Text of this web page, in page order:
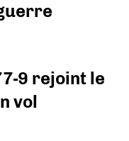
9 rejoint le
vol